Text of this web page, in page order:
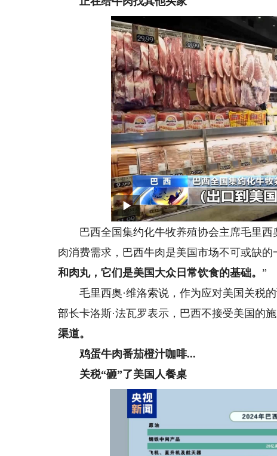
巴西全国集约化牛牧养殖协会主席毛里西
肉消费需求，巴西牛肉是美国市场不可或缺的
和肉丸，它们是美国大众日常饮食的基础。”
毛里西奥·维洛索说，作为应对美国关税的
部长卡洛斯·法瓦罗表示，巴西不接受美国的施
渠道。
鸡蛋牛肉番茄橙汁咖啡...
关税“砸”了美国人餐桌